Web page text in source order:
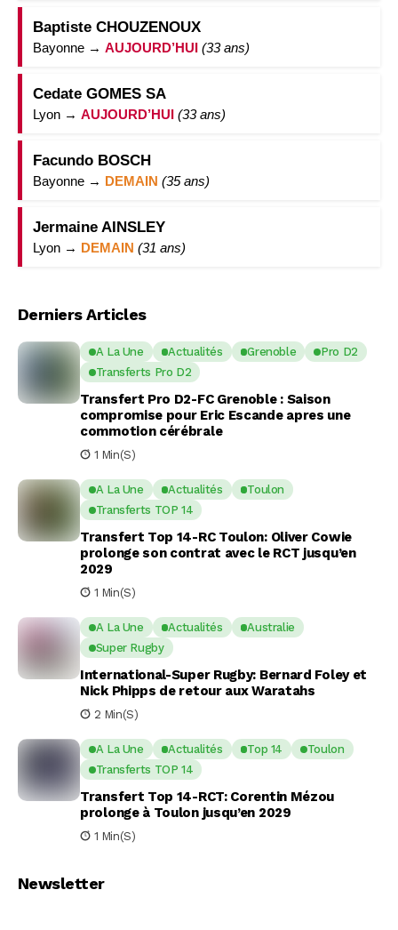
Baptiste CHOUZENOUX
Bayonne → AUJOURD’HUI (33 ans)
Cedate GOMES SA
Lyon → AUJOURD’HUI (33 ans)
Facundo BOSCH
Bayonne → DEMAIN (35 ans)
Jermaine AINSLEY
Lyon → DEMAIN (31 ans)
Derniers Articles
A La Une Actualités Grenoble
Pro D2
Transferts Pro D2
Transfert Pro D2-FC Grenoble : Saison
compromise pour Eric Escande apres une
commotion cérébrale
1 Min(s)
A La Une Actualités
Toulon
Transferts TOP 14
Transfert Top 14-RC Toulon: Oliver Cowie
prolonge son contrat avec le RCT jusqu’en
2029
1 Min(s)
A La Une Actualités
Australie
Super Rugby
International-Super Rugby: Bernard Foley et
Nick Phipps de retour aux Waratahs
2 Min(s)
A La Une Actualités Top 14
Toulon
Transferts TOP 14
Transfert Top 14-RCT: Corentin Mézou
prolonge à Toulon jusqu’en 2029
1 Min(s)
Newsletter